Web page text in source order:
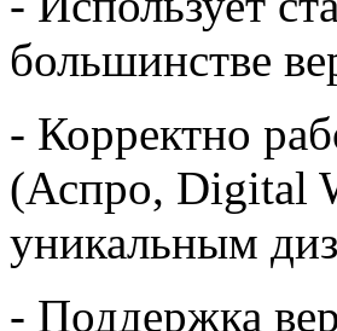
большинстве
- Корректно
(Аспро, Digital
уникальным
- Поддержка